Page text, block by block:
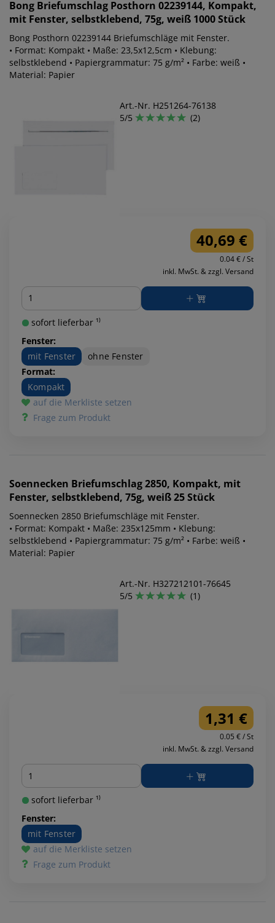
Bong Briefumschlag Posthorn 02239144, Kompakt,
mit Fenster, selbstklebend, 75g, weiß 1000 Stück
Bong Posthorn 02239144 Briefumschläge mit Fenster.
• Format: Kompakt • Maße: 23,5x12,5cm • Klebung:
selbstklebend • Papiergrammatur: 75 g/m² • Farbe: weiß •
Material: Papier
Art.-Nr. H251264-76138
5/5
(2)
40,69 €
0.04 € / St
inkl. MwSt. & zzgl. Versand
Menge
sofort lieferbar ¹⁾
Fenster:
mit Fenster
ohne Fenster
Format:
Kompakt
auf die Merkliste setzen
Frage zum Produkt
Soennecken Briefumschlag 2850, Kompakt, mit
Fenster, selbstklebend, 75g, weiß 25 Stück
Soennecken 2850 Briefumschläge mit Fenster.
• Format: Kompakt • Maße: 235x125mm • Klebung:
selbstklebend • Papiergrammatur: 75 g/m² • Farbe: weiß •
Material: Papier
Art.-Nr. H327212101-76645
5/5
(1)
1,31 €
0.05 € / St
inkl. MwSt. & zzgl. Versand
Menge
sofort lieferbar ¹⁾
Fenster:
mit Fenster
auf die Merkliste setzen
Frage zum Produkt